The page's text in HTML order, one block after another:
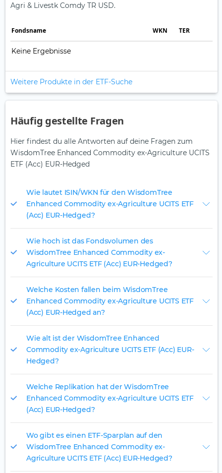
Agri & Livestk Comdy TR USD.
Fonds­name WKN TER
Keine Ergebnisse
Weitere Produkte in der ETF-Suche
Häufig gestellte Fragen
Hier findest du alle Antworten auf deine Fragen zum
WisdomTree Enhanced Commodity ex-Agriculture UCITS
ETF (Acc) EUR-Hedged
Wie lautet ISIN/WKN für den WisdomTree
Enhanced Commodity ex-Agriculture UCITS ETF
(Acc) EUR-Hedged?
Wie hoch ist das Fondsvolumen des
WisdomTree Enhanced Commodity ex-
Agriculture UCITS ETF (Acc) EUR-Hedged?
Welche Kosten fallen beim WisdomTree
Enhanced Commodity ex-Agriculture UCITS ETF
(Acc) EUR-Hedged an?
Wie alt ist der WisdomTree Enhanced
Commodity ex-Agriculture UCITS ETF (Acc) EUR-
Hedged?
Welche Replikation hat der WisdomTree
Enhanced Commodity ex-Agriculture UCITS ETF
(Acc) EUR-Hedged?
Wo gibt es einen ETF-Sparplan auf den
WisdomTree Enhanced Commodity ex-
Agriculture UCITS ETF (Acc) EUR-Hedged?